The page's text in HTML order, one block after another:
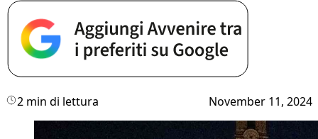
2 min di lettura November 11, 2024